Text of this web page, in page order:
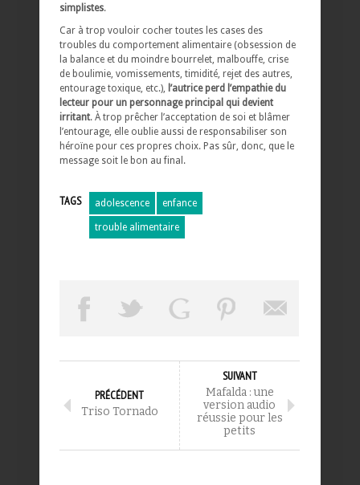
simplistes.
Car à trop vouloir cocher toutes les cases des
troubles du comportement alimentaire (obsession de
la balance et du moindre bourrelet, malbouffe, crise
de boulimie, vomissements, timidité, rejet des autres,
entourage toxique, etc.),
l’autrice perd l’empathie du
lecteur pour un personnage principal qui devient
irritant. À trop prêcher l’acceptation de soi et blâmer
l’entourage, elle oublie aussi de responsabiliser son
héroïne pour ces propres choix. Pas sûr, donc, que le
message soit le bon au final.
TAGS adolescence enfance
trouble alimentaire
PRÉCÉDENT
Triso Tornado
SUIVANT
Mafalda : une
version audio
réussie pour les
petits